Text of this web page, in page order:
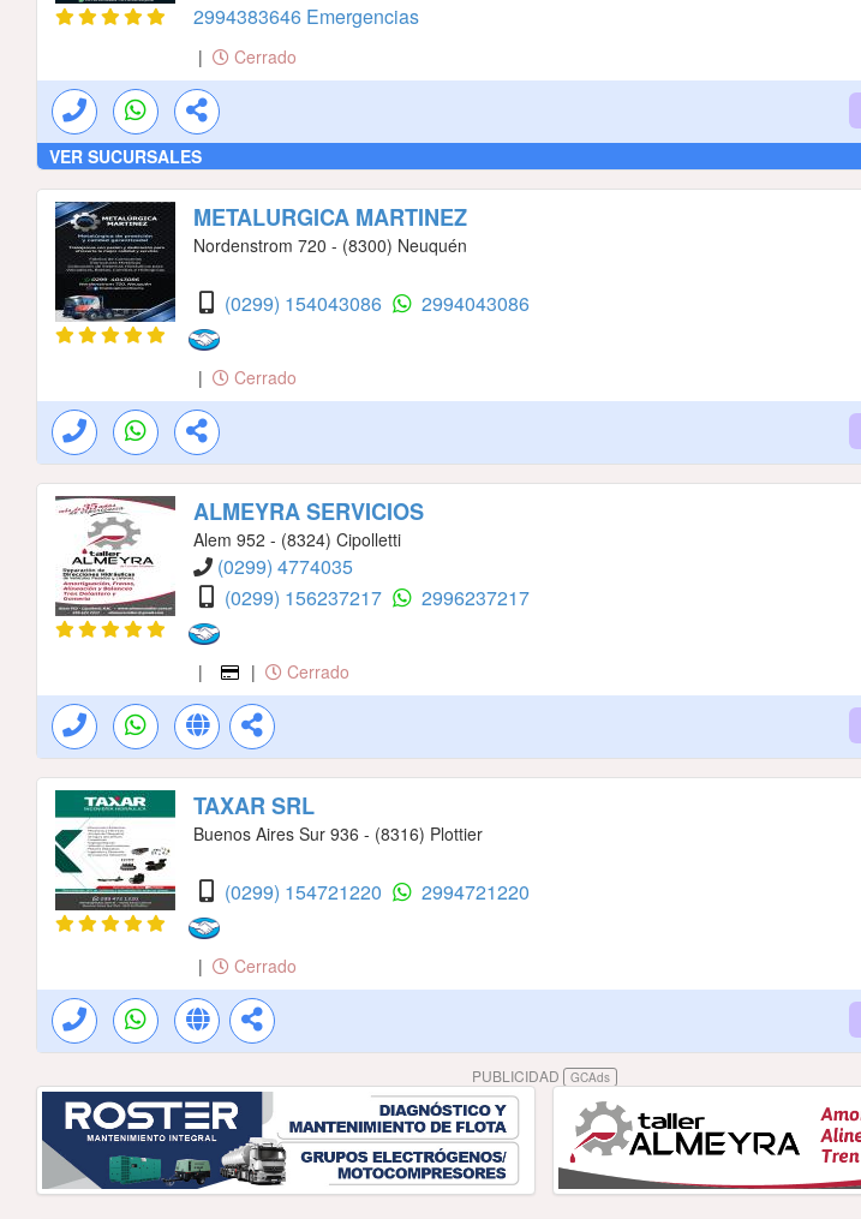
2994383646 Emergencias
| Cerrado
VER SUCURSALES
METALURGICA MARTINEZ
Nordenstrom 720 - (8300) Neuquén
(0299) 154043086 2994043086
| Cerrado
ALMEYRA SERVICIOS
Alem 952 - (8324) Cipolletti
(0299) 4774035
(0299) 156237217
2996237217
| | Cerrado
TAXAR SRL
Buenos Aires Sur 936 - (8316) Plottier
(0299) 154721220 2994721220
| Cerrado
PUBLICIDAD GCAds